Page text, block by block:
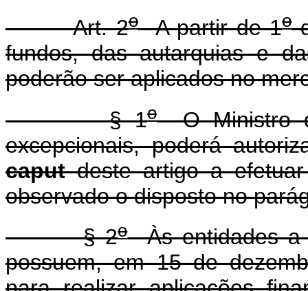
Art. 2oA partir de 1o
fundos, das autarquias e
poderão ser aplicados no
§ 1oO Ministro
excepcionais, poderá
caputdeste artigo a efetuar
observado o disposto no
§ 2oÀs entidades a
possuem, em 15 de